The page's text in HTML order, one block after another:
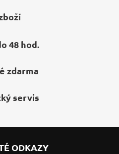
48 hod.
zdarma
servis
ODKAZY